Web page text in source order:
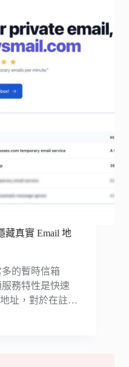
藏真實 Email 地
的暫時信箱
服務特性是快速
址，對於在註…